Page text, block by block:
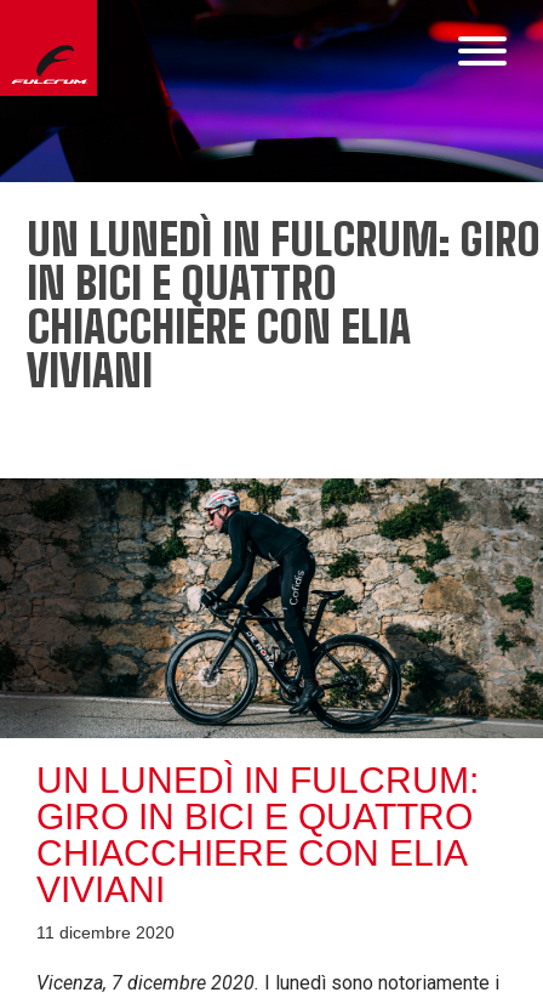
UN LUNEDÌ IN FULCRUM: GIRO
IN BICI E QUATTRO
CHIACCHIERE CON ELIA
VIVIANI
UN LUNEDÌ IN FULCRUM:
GIRO IN BICI E QUATTRO
CHIACCHIERE CON ELIA
VIVIANI
11 dicembre 2020
Vicenza, 7 dicembre 2020. I lunedì sono notoriamente i